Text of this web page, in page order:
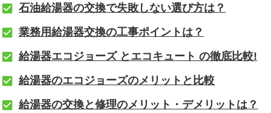
石油給湯器の交換で失敗しない選び方は？
業務用給湯器交換の工事ポイントは？
給湯器エコジョーズ とエコキュート の徹底比較!
給湯器のエコジョーズのメリットと比較
給湯器の交換と修理のメリット・デメリットは？